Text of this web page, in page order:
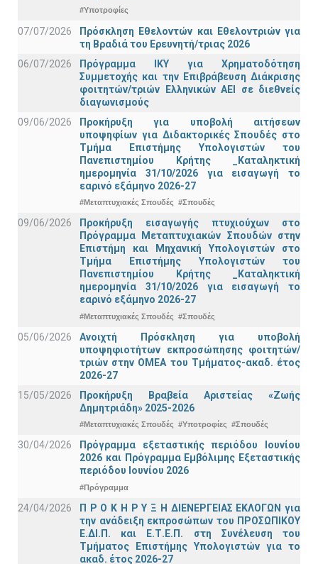
#Υποτροφίες
07/07/2026
Πρόσκληση Εθελοντών και Εθελοντριών για
τη Βραδιά του Ερευνητή/τριας 2026
06/07/2026
Πρόγραμμα ΙΚΥ για Χρηματοδότηση
Συμμετοχής και την Επιβράβευση Διάκρισης
φοιτητών/τριών Ελληνικών ΑΕΙ σε διεθνείς
διαγωνισμούς
09/06/2026
Προκήρυξη για υποβολή αιτήσεων
υποψηφίων για Διδακτορικές Σπουδές στο
Τμήμα Eπιστήμης Υπολογιστών του
Πανεπιστημίου Κρήτης _Καταληκτική
ημερομηνία 31/10/2026 για εισαγωγή το
εαρινό εξάμηνο 2026-27
#Μεταπτυχιακές Σπουδές #Σπουδές
09/06/2026
Προκήρυξη εισαγωγής πτυχιούχων στo
Πρόγραμμα Μεταπτυχιακών Σπουδών στην
Επιστήμη και Μηχανική Υπολογιστών στο
Τμήμα Eπιστήμης Υπολογιστών του
Πανεπιστημίου Κρήτης _Καταληκτική
ημερομηνία 31/10/2026 για εισαγωγή το
εαρινό εξάμηνο 2026-27
#Μεταπτυχιακές Σπουδές #Σπουδές
05/06/2026
Ανοιχτή Πρόσκληση για υποβολή
υποψηφιοτήτων εκπροσώπησης φοιτητών/
τριών στην ΟΜΕΑ του Τμήματος-ακαδ. έτος
2026-27
15/05/2026
Προκήρυξη Βραβεία Αριστείας «Ζωής
Δημητριάδη» 2025-2026
#Μεταπτυχιακές Σπουδές #Υποτροφίες #Σπουδές
30/04/2026
Πρόγραμμα εξεταστικής περιόδου Ιουνίου
2026 και Πρόγραμμα Εμβόλιμης Εξεταστικής
περιόδου Ιουνίου 2026
#Πρόγραμμα
24/04/2026
Π Ρ Ο Κ Η Ρ Υ Ξ Η ΔΙΕΝΕΡΓΕΙΑΣ ΕΚΛΟΓΩΝ για
την ανάδειξη εκπροσώπων του ΠΡΟΣΩΠΙΚΟΥ
Ε.ΔΙ.Π. και Ε.Τ.Ε.Π. στη Συνέλευση του
Τμήματος Επιστήμης Υπολογιστών για το
ακαδ. έτος 2026-27